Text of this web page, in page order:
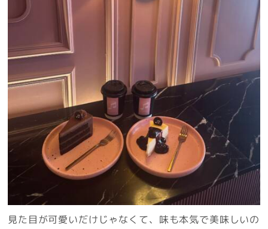
見た目が可愛いだけじゃなくて、味も本気で美味しいの